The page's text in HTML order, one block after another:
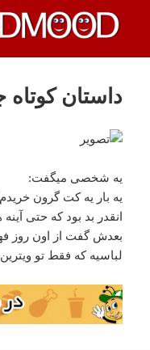
چیزای خووب
داستان کوتاه
یه شخصی میگفت:
یه بار یه کت گرون
انقدر بد بود که حتی
بعدش گفت از اون روز
لباسیه که فقط تو